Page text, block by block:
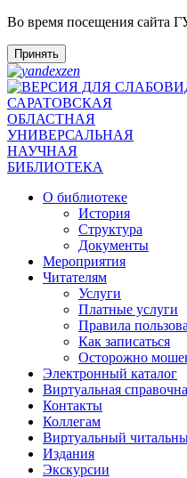
Во время посещения сайта
Принять
САРАТОВСКАЯ
ОБЛАСТНАЯ
УНИВЕРСАЛЬНАЯ
НАУЧНАЯ
БИБЛИОТЕКА
О библиотеке
История
Структура
Документы
Мероприятия
Читателям
Услуги
Платные услуги
Правила
Как записаться
Осторожно
Электронный каталог
Виртуальная
Контакты
Коллегам
Виртуальный
Издания
Экскурсии